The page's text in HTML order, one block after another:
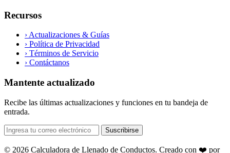
Recursos
› Actualizaciones & Guías
› Política de Privacidad
› Términos de Servicio
› Contáctanos
Mantente actualizado
Recibe las últimas actualizaciones y funciones en tu bandeja de
entrada.
Suscribirse
© 2026 Calculadora de Llenado de Conductos. Creado con ❤️ por